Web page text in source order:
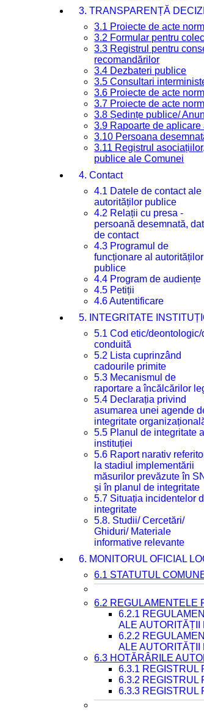
3. TRANSPARENȚĂ
3.1 Proiecte de acte
3.2 Formular pentru
3.3 Registrul pentru
recomandărilor
3.4 Dezbateri publice
3.5 Consultari
3.6 Proiecte de acte
3.7 Proiecte de acte
3.8 Ședințe publice/
3.9 Rapoarte de aplicare
3.10 Persoana
3.11 Registrul
publice ale Comunei
4. Contact
4.1 Datele de contact ale
autorităților publice
4.2 Relații cu presa -
persoană desemnată,
de contact
4.3 Programul de
funcționare al autorităților
publice
4.4 Program de audiențe
4.5 Petiții
4.6 Autentificare
5. INTEGRITATE
5.1 Cod etic/deontologic/
conduită
5.2 Lista cuprinzând
cadourile primite
5.3 Mecanismul de
raportare a încălcărilor
5.4 Declarația privind
asumarea unei agende
integritate
5.5 Planul de integritate al
instituției
5.6 Raport narativ
la stadiul implementării
măsurilor prevăzute în
și în planul de integritate
5.7 Situația incidentelor
integritate
5.8. Studii/ Cercetări/
Ghiduri/ Materiale
informative relevante
6. MONITORUL OFICIAL
6.1 STATUTUL
6.2 REGULAMENTELE
6.2.1
ALE AUTORITĂȚII
6.2.2
ALE AUTORITĂȚII
6.3 HOTĂRÂRILE
6.3.1 REGISTRUL
6.3.2 REGISTRUL
6.3.3 REGISTRUL